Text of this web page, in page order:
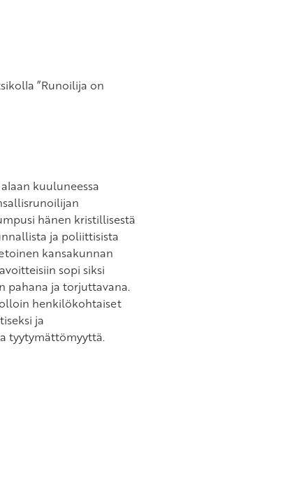
”Runoilija on
kuuluneessa
hänen kristillisestä
ja poliittisista
kansakunnan
sopi siksi
pahana ja torjuttavana.
henkilökohtaiset
ja
tyytymättömyyttä.